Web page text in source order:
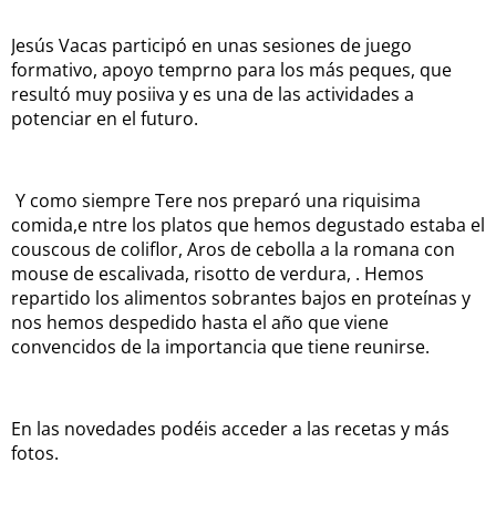
Jesús Vacas participó en unas sesiones de juego
formativo, apoyo temprno para los más peques, que
resultó muy posiiva y es una de las actividades a
potenciar en el futuro.
Y como siempre Tere nos preparó una riquisima
comida,e ntre los platos que hemos degustado estaba el
couscous de coliflor, Aros de cebolla a la romana con
mouse de escalivada, risotto de verdura, . Hemos
repartido los alimentos sobrantes bajos en proteínas y
nos hemos despedido hasta el año que viene
convencidos de la importancia que tiene reunirse.
En las novedades podéis acceder a las recetas y más
fotos.